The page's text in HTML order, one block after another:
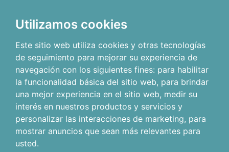
Utilizamos cookies
Este sitio web utiliza cookies y otras tecnologías
de seguimiento para mejorar su experiencia de
navegación con los siguientes fines: para habilitar
la funcionalidad básica del sitio web, para brindar
una mejor experiencia en el sitio web, medir su
interés en nuestros productos y servicios y
personalizar las interacciones de marketing, para
mostrar anuncios que sean más relevantes para
usted.